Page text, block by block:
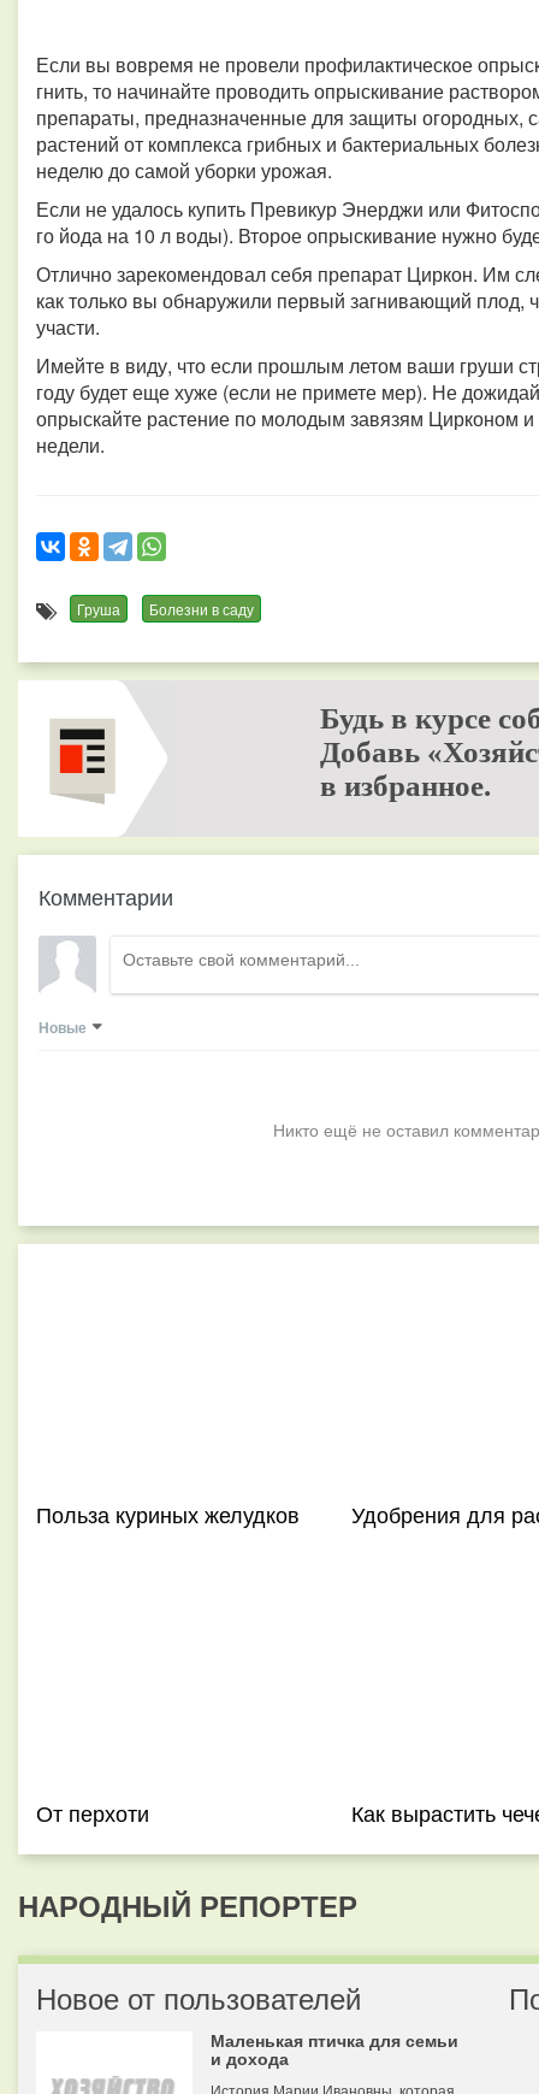
Если вы вовремя не провели профилактическое
гнить, то начинайте проводить опрыскивание
препараты, предназначенные для защиты огородных,
растений от комплекса грибных и бактериальных
неделю до самой уборки урожая.
Если не удалось купить Превикур Энерджи или
го йода на 10 л воды). Второе опрыскивание нужно
Отлично зарекомендовал себя препарат Циркон. Им
как только вы обнаружили первый загнивающий плод,
участи.
Имейте в виду, что если прошлым летом ваши груши
году будет еще хуже (если не примете мер). Не
опрыскайте растение по молодым завязям Цирконом
недели.
Груша Болезни в саду
Будь в курсе
Добавь
в избранное.
Комментарии
Новые
Никто ещё не оставил
Польза куриных желудков Удобрения для
От перхоти Как вырастить
НАРОДНЫЙ РЕПОРТЕР
Новое от пользователей
Маленькая птичка для семьи
и дохода
История Марии Ивановны, которая